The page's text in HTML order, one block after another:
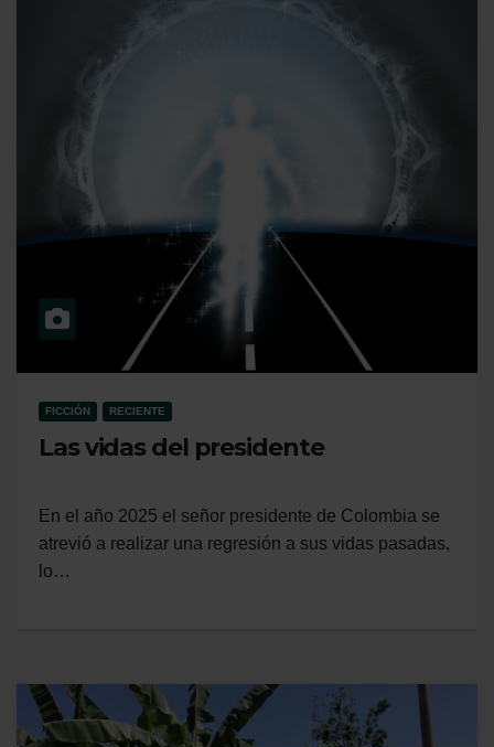
FICCIÓN RECIENTE
Las vidas del presidente
En el año 2025 el señor presidente de Colombia se
atrevió a realizar una regresión a sus vidas pasadas,
lo…